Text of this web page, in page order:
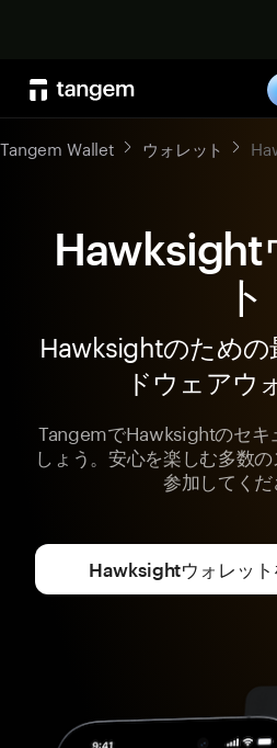
Tangem Wallet ウォレット
Hawksight
ト
Hawksightのため
ドウェアウ
TangemでHawksightのセキ
しょう。安心を楽しむ多数
参加してくだ
Hawksightウォレット